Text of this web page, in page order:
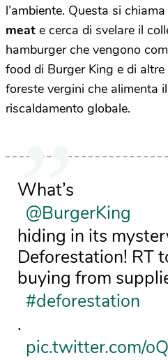
l’ambiente. Questa si chiama
meat e cerca di svelare il
hamburger che vengono
food di Burger King e di
foreste vergini che alimenta
riscaldamento globale.
What’s
@BurgerKing
hiding in its
Deforestation! RT
buying from
#deforestation
.
pic.twitter.com/